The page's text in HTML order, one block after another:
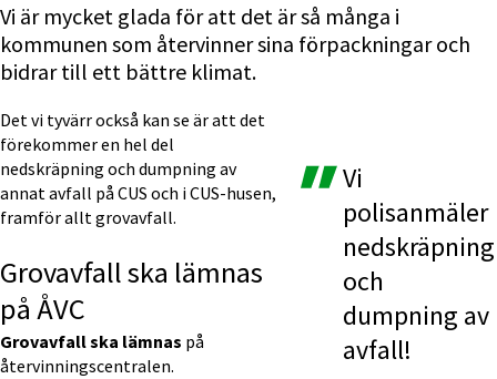
Vi är mycket glada för att det är så många i
kommunen som återvinner sina förpackningar och
bidrar till ett bättre klimat.
Vi
polisanmäler
nedskräpning
och
dumpning av
avfall!
Det vi tyvärr också kan se är att det
förekommer en hel del
nedskräpning och dumpning av
annat avfall på CUS och i CUS-husen,
framför allt grovavfall.
Grovavfall ska lämnas
på ÅVC
Grovavfall ska lämnas på
återvinningscentralen.